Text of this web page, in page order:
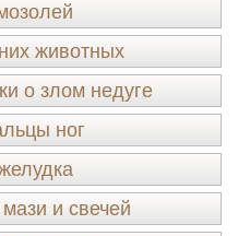
животных
о злом недуге
ног
и свечей